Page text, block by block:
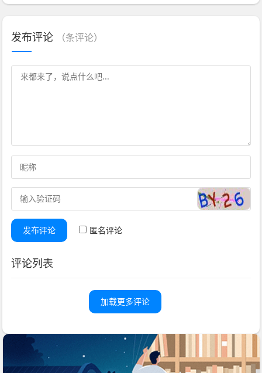
发布评论 （条评论）
发布评论 匿名评论
评论列表
加载更多评论